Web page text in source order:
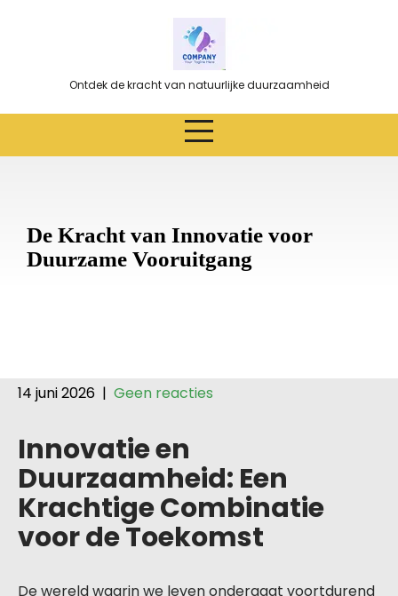
Ontdek de kracht van natuurlijke duurzaamheid
De Kracht van Innovatie voor
Duurzame Vooruitgang
14 juni 2026 | Geen reacties
Innovatie en
Duurzaamheid: Een
Krachtige Combinatie
voor de Toekomst
De wereld waarin we leven ondergaat voortdurend